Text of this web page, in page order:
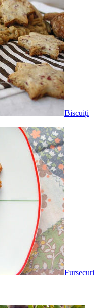
Biscuiți
Fursecuri